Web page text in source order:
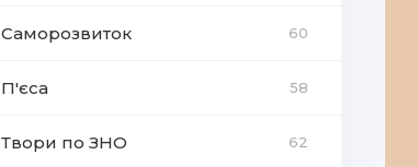
Саморозвиток 60
П'єса 58
Твори по ЗНО 62